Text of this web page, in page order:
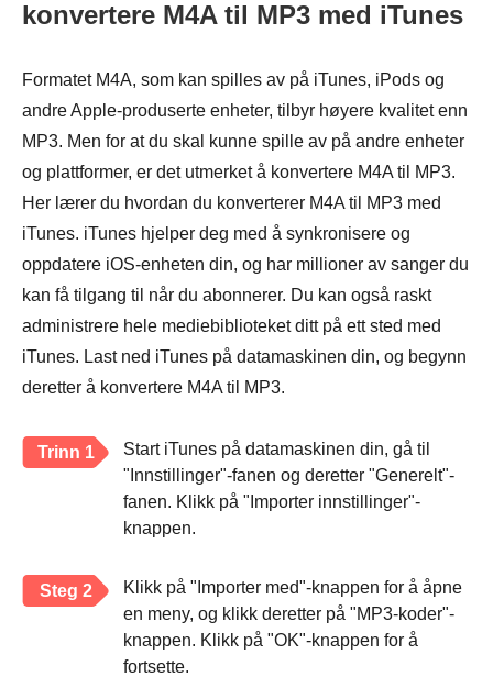
konvertere M4A til MP3 med iTunes
Formatet M4A, som kan spilles av på iTunes, iPods og
andre Apple-produserte enheter, tilbyr høyere kvalitet enn
MP3. Men for at du skal kunne spille av på andre enheter
og plattformer, er det utmerket å konvertere M4A til MP3.
Her lærer du hvordan du konverterer M4A til MP3 med
iTunes. iTunes hjelper deg med å synkronisere og
oppdatere iOS-enheten din, og har millioner av sanger du
kan få tilgang til når du abonnerer. Du kan også raskt
administrere hele mediebiblioteket ditt på ett sted med
iTunes. Last ned iTunes på datamaskinen din, og begynn
deretter å konvertere M4A til MP3.
Trinn 1
Start iTunes på datamaskinen din, gå til
"Innstillinger"-fanen og deretter "Generelt"-
fanen. Klikk på "Importer innstillinger"-
knappen.
Steg 2
Klikk på "Importer med"-knappen for å åpne
en meny, og klikk deretter på "MP3-koder"-
knappen. Klikk på "OK"-knappen for å
fortsette.